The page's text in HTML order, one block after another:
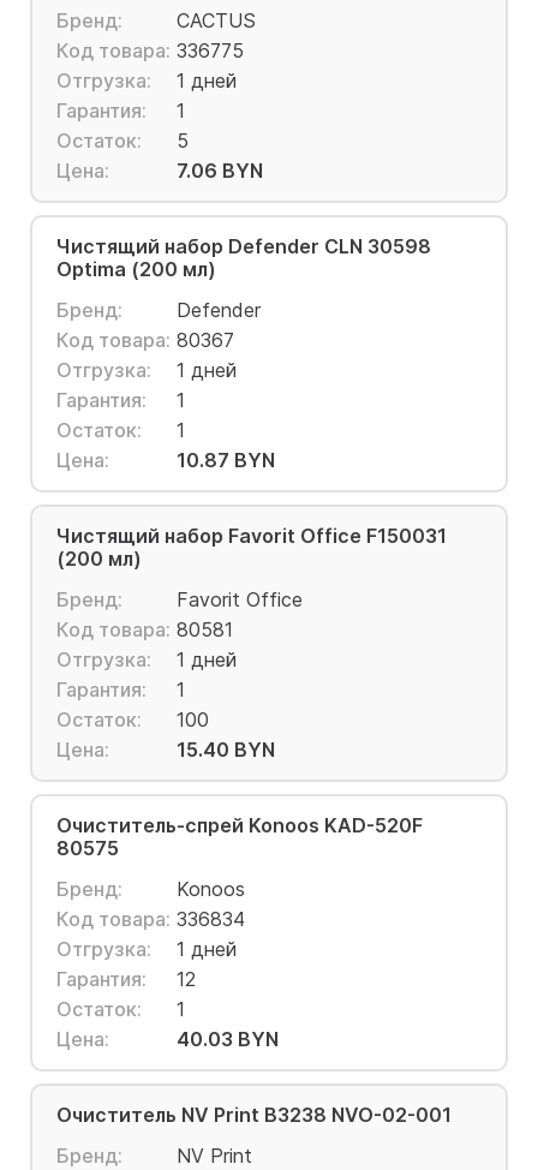
Бренд:
CACTUS
Код товара: 336775
Отгрузка:
1 дней
Гарантия:
1
Остаток:
5
Цена:
7.06 BYN
Чистящий набор Defender CLN 30598
Optima (200 мл)
Бренд:
Defender
Код товара: 80367
Отгрузка:
1 дней
Гарантия:
1
Остаток:
1
Цена:
10.87 BYN
Чистящий набор Favorit Office F150031
(200 мл)
Бренд:
Favorit Office
Код товара: 80581
Отгрузка:
1 дней
Гарантия:
1
Остаток:
100
Цена:
15.40 BYN
Очиститель-спрей Konoos KAD-520F
80575
Бренд:
Konoos
Код товара: 336834
Отгрузка:
1 дней
Гарантия:
12
Остаток:
1
Цена:
40.03 BYN
Очиститель NV Print B3238 NVO-02-001
Бренд:
NV Print